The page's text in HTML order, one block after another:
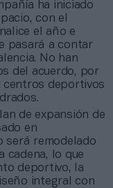
ha iniciado
con el
el año e
pasará a contar
No han
del acuerdo, por
centros deportivos
de expansión de
en
será remodelado
cadena, lo que
deportivo, la
integral con